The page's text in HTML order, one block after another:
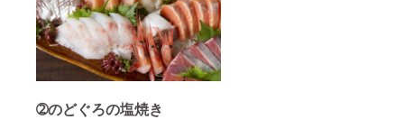
➁のどぐろの塩焼き